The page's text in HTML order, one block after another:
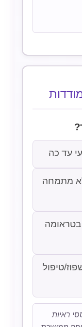
עד כה
לא מתמחה
טיפול
ראיות